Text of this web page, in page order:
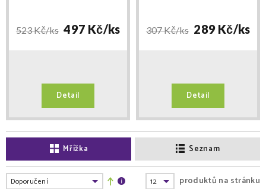
523 Kč/ks 497 Kč/ks
Detail
307 Kč/ks 289 Kč/ks
Detail
Mřížka Seznam
produktů na stránku